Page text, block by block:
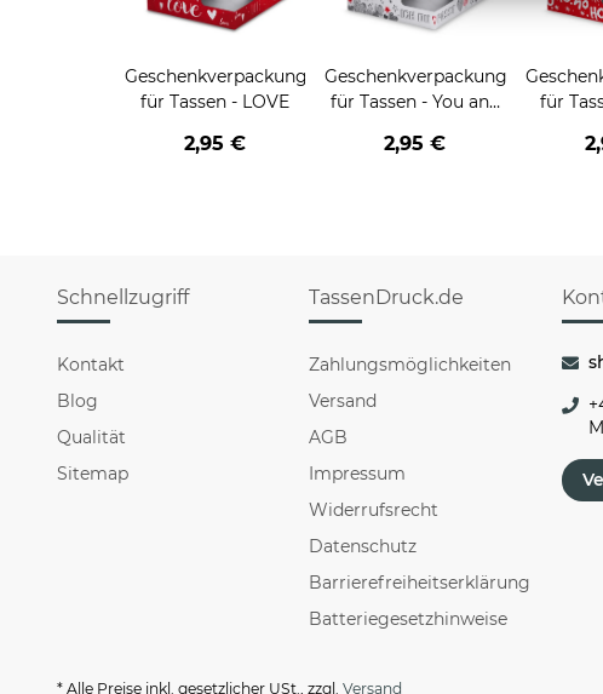
Geschenkverpackung
für Tassen - LOVE
2,95 €
Geschenkverpackung
für Tassen - You and
2,95 €
für
HO
Schnellzugriff
Kontakt
Blog
Qualität
Sitemap
TassenDruck.de
Zahlungsmöglichkeiten
Versand
AGB
Impressum
Widerrufsrecht
Datenschutz
Barrierefreiheitserklärung
Batteriegesetzhinweise
* Alle Preise inkl. gesetzlicher USt., zzgl. Versand